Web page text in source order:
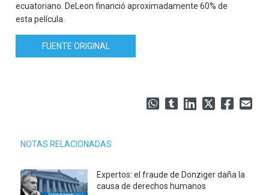
ecuatoriano. DeLeon financió aproximadamente 60% de
esta película.
FUENTE ORIGINAL
NOTAS RELACIONADAS
Expertos: el fraude de Donziger daña la
causa de derechos humanos